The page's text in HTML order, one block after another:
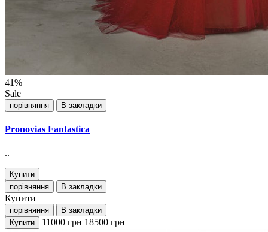
41%
Sale
порівняння В закладки
Pronovias Fantastica
..
Купити
порівняння
В закладки
Купити
порівняння
В закладки
Купити
11000 грн 18500 грн